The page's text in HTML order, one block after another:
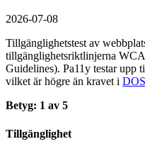
2026-07-08
Tillgänglighetstest av
tillgänglighets­riktlinjerna
Guidelines). Pa11y testar
vilket är högre än kravet i
Betyg: 1 av 5
Tillgänglighet